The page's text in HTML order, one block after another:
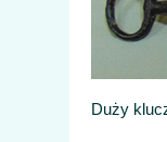
Duży